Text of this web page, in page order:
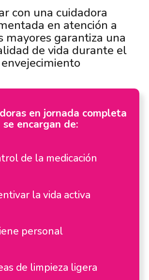
con una cuidadora
en atención a
mayores garantiza una
de vida durante el
envejecimiento
en jornada completa
se encargan de:
de la medicación
la vida activa
personal
de limpieza ligera